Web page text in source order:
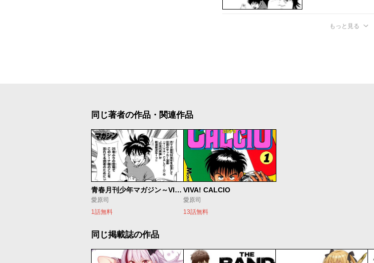
もっと見る
同じ著者の作品・関連作品
青春月刊少年マガジン～VIVA！FUMETTO～愛原司のサッカー漫画人生～～
愛原司
1話無料
VIVA! CALCIO
愛原司
13話無料
同じ掲載誌の作品